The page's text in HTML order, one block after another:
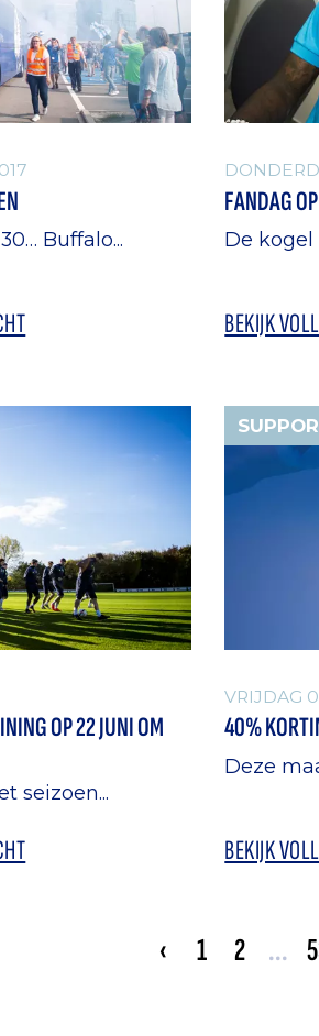
Buffalo...
FANDAG
De kogel
BEKIJK
OP 22 JUNI OM
seizoen...
VRIJDAG
40%
Deze
BEKIJK
‹ 1 2 ...